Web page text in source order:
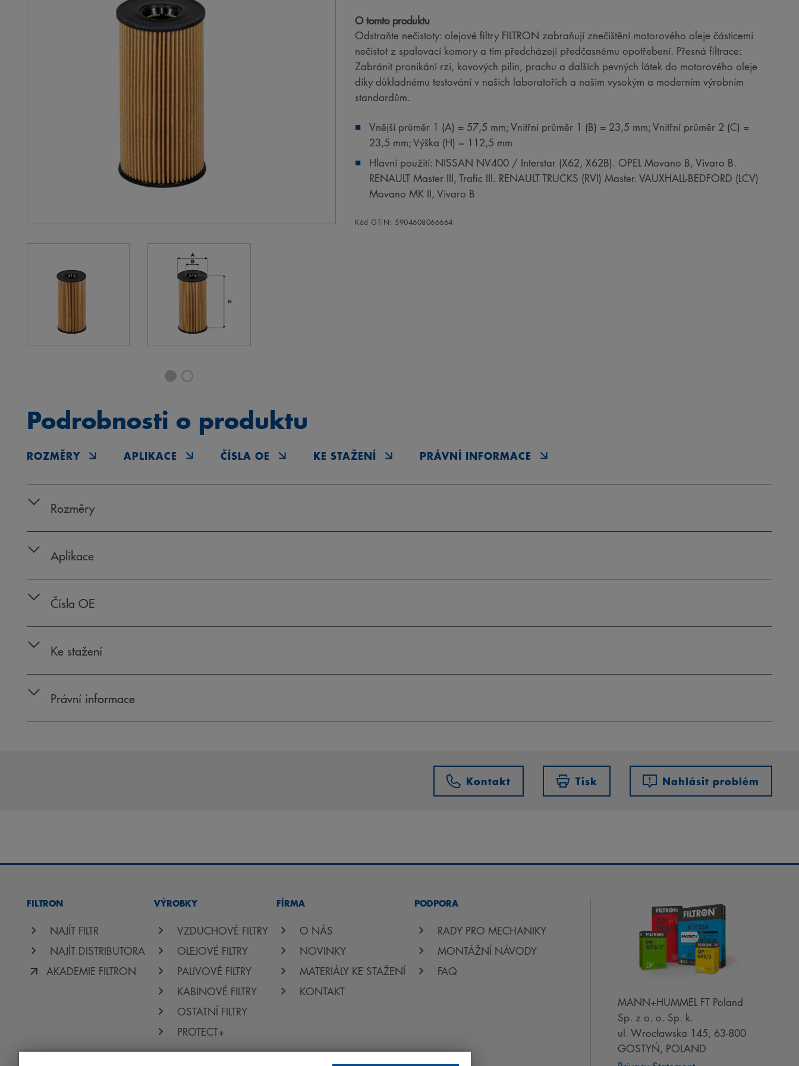
O tomto produktu
Odstraňte nečistoty: olejové filtry FILTRON zabraňují znečištění motorového oleje částicemi
nečistot z spalovací komory a tím předcházejí předčasnému opotřebení. Přesná filtrace:
Zabránit pronikání rzi, kovových pilin, prachu a dalších pevných látek do motorového oleje
díky důkladnému testování v našich laboratořích a našim vysokým a moderním výrobním
standardům.
Vnější průměr 1 (A) = 57,5 mm; Vnitřní průměr 1 (B) = 23,5 mm; Vnitřní průměr 2 (C) =
23,5 mm; Výška (H) = 112,5 mm
Hlavní použití: NISSAN NV400 / Interstar (X62, X62B). OPEL Movano B, Vivaro B.
RENAULT Master III, Trafic III. RENAULT TRUCKS (RVI) Master. VAUXHALL-BEDFORD (LCV)
Movano MK II, Vivaro B
Kód GTIN: 5904608066664
Podrobnosti o produktu
ROZMĚRY APLIKACE ČÍSLA OE KE STAŽENÍ PRÁVNÍ INFORMACE
Rozměry
Aplikace
Čísla OE
Ke stažení
Právní informace
Kontakt Tisk Nahlásit problém
FILTRON
NAJÍT FILTR
NAJÍT DISTRIBUTORA
AKADEMIE FILTRON
VÝROBKY
VZDUCHOVÉ FILTRY
OLEJOVÉ FILTRY
PALIVOVÉ FILTRY
KABINOVÉ FILTRY
OSTATNÍ FILTRY
PROTECT+
FİRMA
O NÁS
NOVINKY
MATERIÁLY KE STAŽENÍ
KONTAKT
PODPORA
RADY PRO MECHANIKY
MONTÁŽNÍ NÁVODY
FAQ
MANN+HUMMEL FT Poland
Sp. z o. o. Sp. k.
ul. Wrocławska 145, 63-800
GOSTYŃ, POLAND